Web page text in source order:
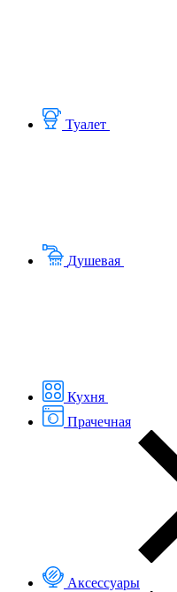
Туалет
Душевая
Кухня
Прачечная
Аксессуары